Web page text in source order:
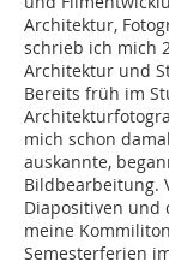
Architektur,
schrieb ich mich
Architektur und
Bereits früh im
mich schon
auskannte,
Bildbearbeitung.
Diapositiven und
meine
Semesterferien